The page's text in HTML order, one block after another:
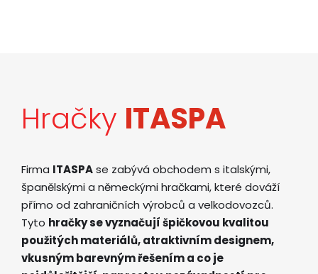
Hračky ITASPA
Firma ITASPAse zabývá obchodem s italskými,
španělskými a německými hračkami, které dováží
přímo od zahraničních výrobců a velkodovozců.
Tyto hračky se vyznačují špičkovou kvalitou
použitých materiálů, atraktivním designem,
vkusným barevným řešením a co je